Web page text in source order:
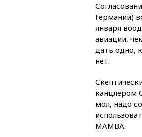
Германии)
января
авиации,
дать одно,
нет.
канцлером
мол, надо
MAMBA.